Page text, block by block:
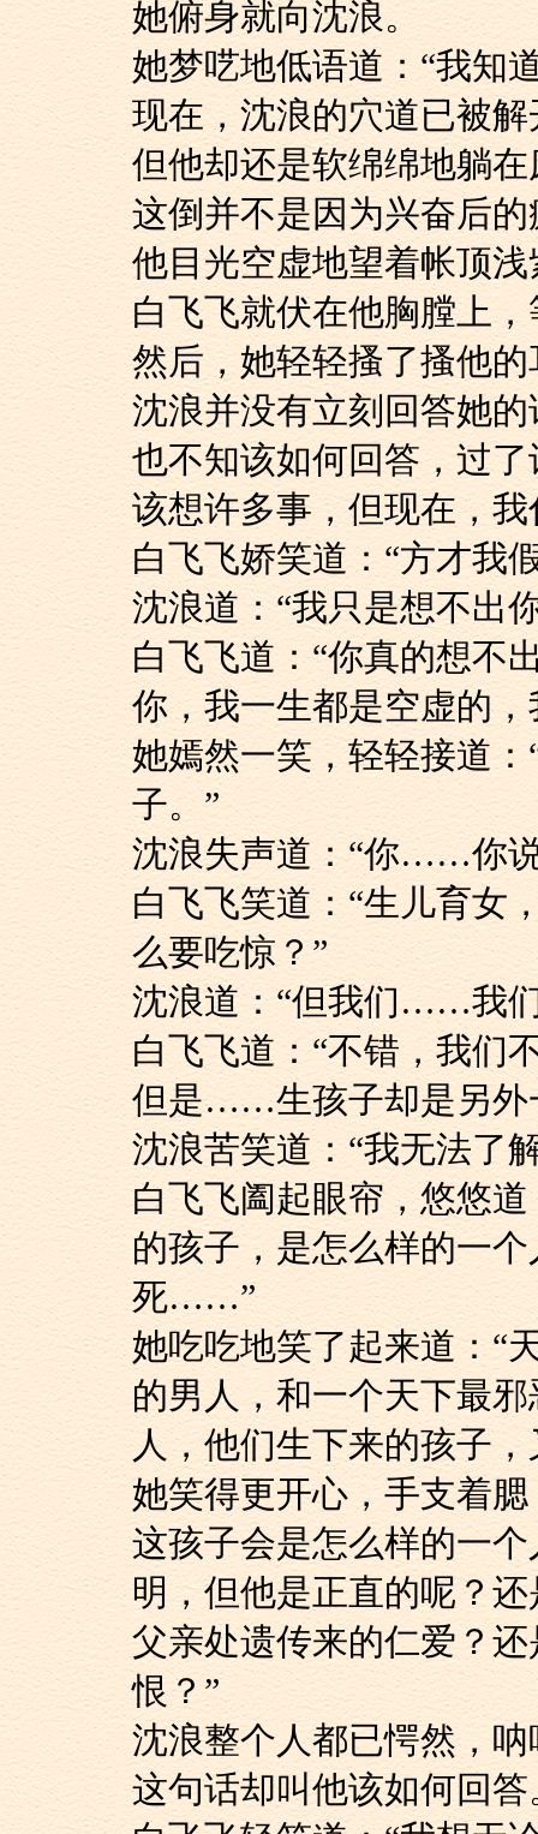
她俯身就向沈浪。
她梦呓地低语道：“
现在，沈浪的穴道已被
但他却还是软绵绵地躺
这倒并不是因为兴奋
他目光空虚地望着帐顶
白飞飞就伏在他胸膛
然后，她轻轻搔了搔
沈浪并没有立刻回答
也不知该如何回答，过
该想许多事，但现在，
白飞飞娇笑道：“方才
沈浪道：“我只是想不
白飞飞道：“你真的
你，我一生都是空虚的
她嫣然一笑，轻轻接
子。”
沈浪失声道：“你……你
白飞飞笑道：“生儿育
么要吃惊？”
沈浪道：“但我们……
白飞飞道：“不错，我
但是……生孩子却是另外
沈浪苦笑道：“我无法
白飞飞阖起眼帘，悠
的孩子，是怎么样的一
死……”
她吃吃地笑了起来道
的男人，和一个天下最
人，他们生下来的孩子
她笑得更开心，手支
这孩子会是怎么样的一
明，但他是正直的呢？
父亲处遗传来的仁爱？
恨？”
沈浪整个人都已愕
这句话却叫他该如何回